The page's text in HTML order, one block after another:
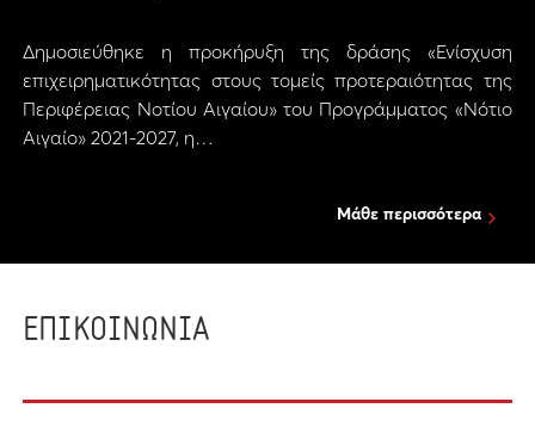
Δημοσιεύθηκε η προκήρυξη της δράσης «Ενίσχυση
επιχειρηματικότητας στους τομείς προτεραιότητας της
Περιφέρειας Νοτίου Αιγαίου» του Προγράμματος «Νότιο
Αιγαίο» 2021-2027, η…
Μάθε περισσότερα
ΕΠΙΚΟΙΝΩΝΙΑ